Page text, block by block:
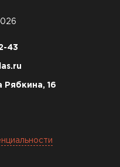
43
Рябкина, 16